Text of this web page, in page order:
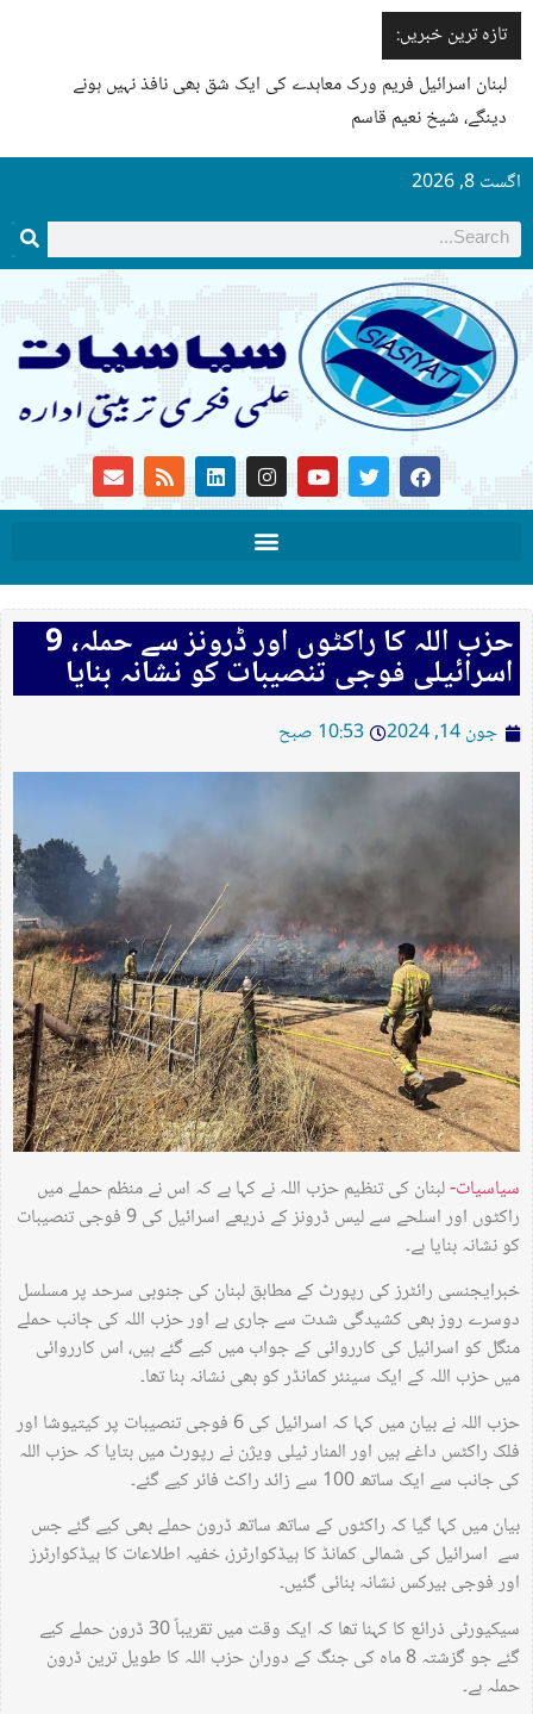
تازہ ترین خبریں:
لبنان اسرائیل فریم ورک معاہدے کی ایک شق بھی نافذ نہیں ہونے
دینگے، شیخ نعیم قاسم
اگست 8, 2026
حزب اللہ کا راکٹوں اور ڈرونز سے حملہ، 9
اسرائیلی فوجی تنصیبات کو نشانہ بنایا
جون 14, 2024 10:53 صبح
سیاسیات-لبنان کی تنظیم حزب اللہ نے کہا ہے کہ اس نے منظم حملے میں
راکٹوں اور اسلحے سے لیس ڈرونز کے ذریعے اسرائیل کی 9 فوجی تنصیبات
کو نشانہ بنایا ہے۔
خبرایجنسی رائٹرز کی رپورٹ کے مطابق لبنان کی جنوبی سرحد پر مسلسل
دوسرے روز بھی کشیدگی شدت سے جاری ہے اور حزب اللہ کی جانب حملے
منگل کو اسرائیل کی کارروائی کے جواب میں کیے گئے ہیں، اس کارروائی
میں حزب اللہ کے ایک سینئر کمانڈر کو بھی نشانہ بنا تھا۔
حزب اللہ نے بیان میں کہا کہ اسرائیل کی 6 فوجی تنصیبات پر کیتیوشا اور
فلک راکٹس داغے ہیں اور المنار ٹیلی ویژن نے رپورٹ میں بتایا کہ حزب اللہ
کی جانب سے ایک ساتھ 100 سے زائد راکٹ فائر کیے گئے۔
بیان میں کہا گیا کہ راکٹوں کے ساتھ ساتھ ڈرون حملے بھی کیے گئے جس
سے اسرائیل کی شمالی کمانڈ کا ہیڈکوارٹرز، خفیہ اطلاعات کا ہیڈکوارٹرز
اور فوجی بیرکس نشانہ بنائی گئیں۔
سیکیورٹی ذرائع کا کہنا تھا کہ ایک وقت میں تقریباً 30 ڈرون حملے کیے
گئے جو گزشتہ 8 ماہ کی جنگ کے دوران حزب اللہ کا طویل ترین ڈرون
حملہ ہے۔